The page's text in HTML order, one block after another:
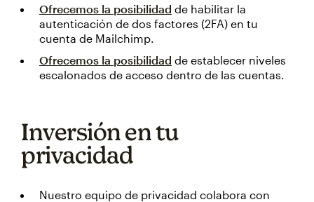
Ofrecemos la posibilidad de habilitar la
autenticación de dos factores (2FA) en tu
cuenta de Mailchimp.
Ofrecemos la posibilidad de establecer niveles
escalonados de acceso dentro de las cuentas.
Inversión en tu
privacidad
Nuestro equipo de privacidad colabora con